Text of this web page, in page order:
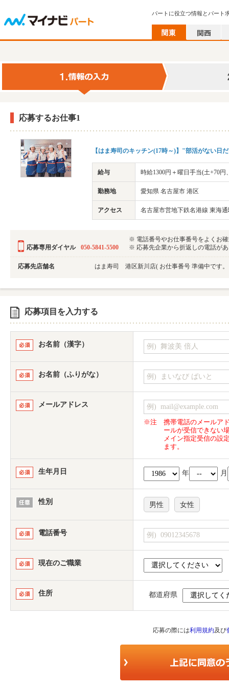
パートに役立つ情報とパート
応募するお仕事1
【はま寿司のキッチン(17時～)】"部活がない日
給与 時給1300円＋曜日手当(土+70円
勤務地 愛知県 名古屋市 港区
アクセス 名古屋市営地下鉄名港線 東海
応募専用ダイヤル 050-5841-5500
※ 電話番号やお仕事番号をよくお
※ 応募先企業から折返しの電話が
応募先店舗名 はま寿司 港区新川店( お仕事番号 準備中です
応募項目を入力する
お名前（漢字）
お名前（ふりがな）
メールアドレス
※注
携帯電話のメールア
ールが受信できない
メイン指定受信の設
ます。
生年月日 年 月
性別 男性 女性
電話番号
現在のご職業
住所 都道府県
応募の際には利用規約及び